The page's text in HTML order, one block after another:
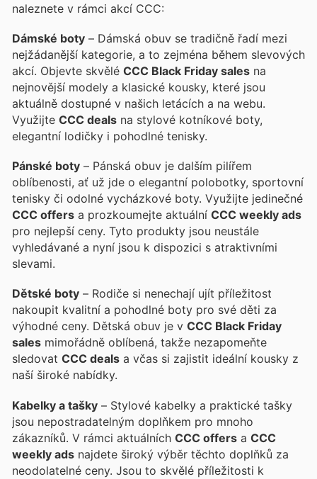
naleznete v rámci akcí CCC:
Dámské boty – Dámská obuv se tradičně řadí mezi
nejžádanější kategorie, a to zejména během slevových
akcí. Objevte skvělé CCC Black Friday sales na
nejnovější modely a klasické kousky, které jsou
aktuálně dostupné v našich letácích a na webu.
Využijte CCC deals na stylové kotníkové boty,
elegantní lodičky i pohodlné tenisky.
Pánské boty – Pánská obuv je dalším pilířem
oblíbenosti, ať už jde o elegantní polobotky, sportovní
tenisky či odolné vycházkové boty. Využijte jedinečné
CCC offers a prozkoumejte aktuální CCC weekly ads
pro nejlepší ceny. Tyto produkty jsou neustále
vyhledávané a nyní jsou k dispozici s atraktivními
slevami.
Dětské boty – Rodiče si nenechají ujít příležitost
nakoupit kvalitní a pohodlné boty pro své děti za
výhodné ceny. Dětská obuv je v CCC Black Friday
sales mimořádně oblíbená, takže nezapomeňte
sledovat CCC deals a včas si zajistit ideální kousky z
naší široké nabídky.
Kabelky a tašky – Stylové kabelky a praktické tašky
jsou nepostradatelným doplňkem pro mnoho
zákazníků. V rámci aktuálních CCC offers a CCC
weekly ads najdete široký výběr těchto doplňků za
neodolatelné ceny. Jsou to skvělé příležitosti k